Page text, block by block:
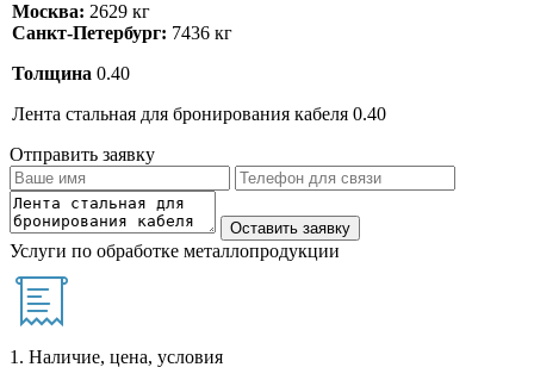
Москва: 2629 кг
Санкт-Петербург: 7436 кг
Толщина 0.40
Лента стальная для бронирования кабеля 0.40
Отправить заявку
Услуги по обработке металлопродукции
1. Наличие, цена, условия